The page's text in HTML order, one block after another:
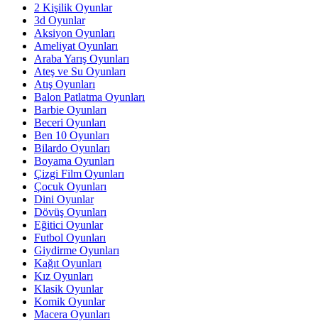
2 Kişilik Oyunlar
3d Oyunlar
Aksiyon Oyunları
Ameliyat Oyunları
Araba Yarış Oyunları
Ateş ve Su Oyunları
Atış Oyunları
Balon Patlatma Oyunları
Barbie Oyunları
Beceri Oyunları
Ben 10 Oyunları
Bilardo Oyunları
Boyama Oyunları
Çizgi Film Oyunları
Çocuk Oyunları
Dini Oyunlar
Dövüş Oyunları
Eğitici Oyunlar
Futbol Oyunları
Giydirme Oyunları
Kağıt Oyunları
Kız Oyunları
Klasik Oyunlar
Komik Oyunlar
Macera Oyunları